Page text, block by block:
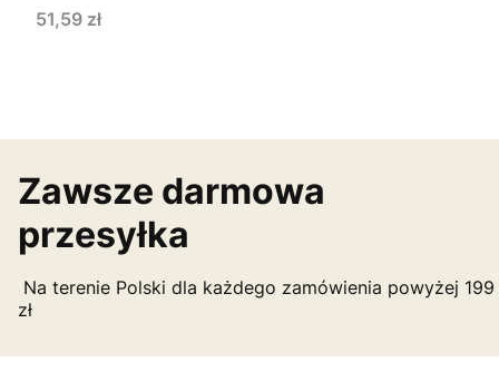
Cena
51,59 zł
Zawsze darmowa
przesyłka
Na terenie Polski dla każdego zamówienia powyżej 199
zł